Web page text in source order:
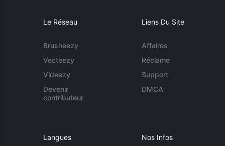
Le Réseau
Brusheezy
Vecteezy
Videezy
Devenir
contributeur
Liens Du Site
Affaires
Réclame
Support
DMCA
Langues Nos Infos